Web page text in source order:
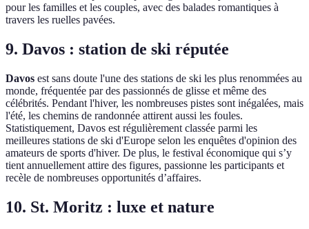
pour les familles et les couples, avec des balades romantiques à
travers les ruelles pavées.
9. Davos : station de ski réputée
Davos est sans doute l'une des stations de ski les plus renommées au
monde, fréquentée par des passionnés de glisse et même des
célébrités. Pendant l'hiver, les nombreuses pistes sont inégalées, mais
l'été, les chemins de randonnée attirent aussi les foules.
Statistiquement, Davos est régulièrement classée parmi les
meilleures stations de ski d'Europe selon les enquêtes d'opinion des
amateurs de sports d'hiver. De plus, le festival économique qui s’y
tient annuellement attire des figures, passionne les participants et
recèle de nombreuses opportunités d’affaires.
10. St. Moritz : luxe et nature